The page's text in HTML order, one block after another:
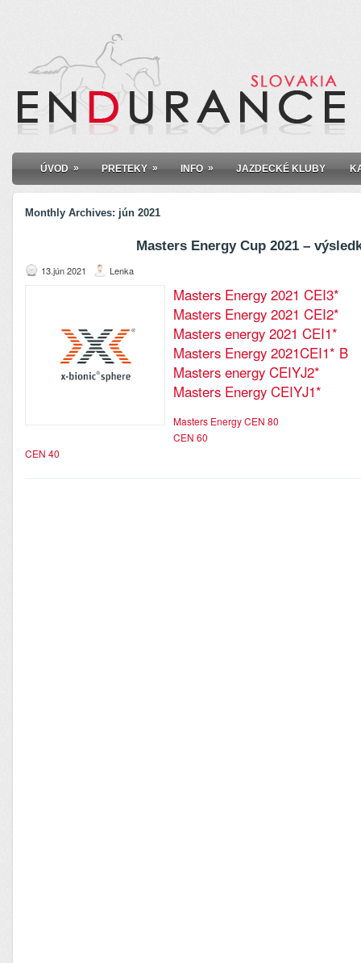
ÚVOD » PRETEKY » INFO » JAZDECKÉ KLUBY
Monthly Archives: jún 2021
Masters Energy Cup 2021 –
13.jún 2021 Lenka
Masters Energy 2021 CEI3*
Masters Energy 2021 CEI2*
Masters energy 2021 CEI1*
Masters Energy 2021CEI1* B
Masters energy CEIYJ2*
Masters Energy CEIYJ1*
Masters Energy CEN 80
CEN 60
CEN 40